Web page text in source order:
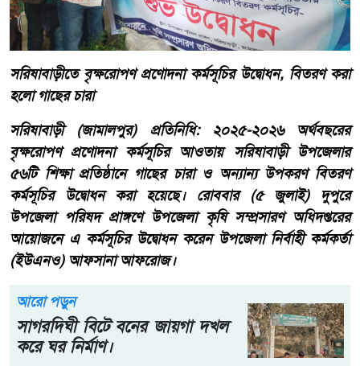
সরিষাবাড়ীতে বৃক্ষরোপণ প্রণোদনা কর্মসূচির উদ্বোধন, বিতরণ করা
হলো গাছের চারা
সরিষাবাড়ী (জামালপুর) প্রতিনিধি: ২০২৫-২০২৬ অর্থবছরের
বৃক্ষরোপণ প্রণোদনা কর্মসূচির আওতায় সরিষাবাড়ী উপজেলার
৫৬টি শিক্ষা প্রতিষ্ঠানে গাছের চারা ও অন্যান্য উপকরণ বিতরণ
কর্মসূচির উদ্বোধন করা হয়েছে। রোববার (৫ জুলাই) দুপুরে
উপজেলা পরিষদ প্রাঙ্গণে উপজেলা কৃষি সম্প্রসারণ অধিদপ্তরের
আয়োজনে এ কর্মসূচির উদ্বোধন করেন উপজেলা নির্বাহী কর্মকর্তা
(ইউএনও) আফসানা আফরোজ।
আরো পড়ুন
সাগরদিঘী বিটে বনের জায়গা দখল
করে ঘর নির্মাণ।